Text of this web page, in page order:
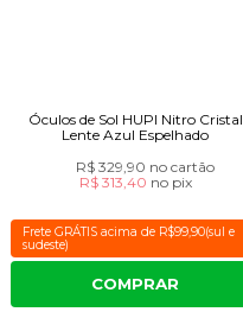
Óculos de Sol HUPI Nitro Cristal
Lente Azul Espelhado
R$ 329,90 no cartão
R$ 313,40 no pix
Frete GRÁTIS acima de R$99,90(sul e
sudeste)
COMPRAR